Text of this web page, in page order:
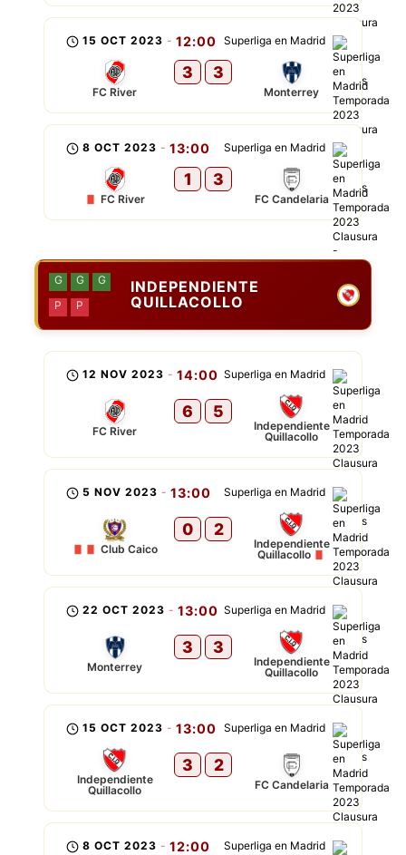
Superliga en Madrid
15 OCT 2023 - 12:00
FC River
3 3
Monterrey
Superliga en Madrid
8 OCT 2023 - 13:00
FC River
1 3
FC Candelaria
INDEPENDIENTE
QUILLACOLLO
G G
G
P
P
Superliga en Madrid
12 NOV 2023 - 14:00
FC River
6 5
Independiente
Quillacollo
Superliga en Madrid
5 NOV 2023 - 13:00
Club Caico
0 2
Independiente
Quillacollo
Superliga en Madrid
22 OCT 2023 - 13:00
Monterrey
3 3
Independiente
Quillacollo
Superliga en Madrid
15 OCT 2023 - 13:00
Independiente
Quillacollo
3 2
FC Candelaria
Superliga en Madrid
8 OCT 2023 - 12:00